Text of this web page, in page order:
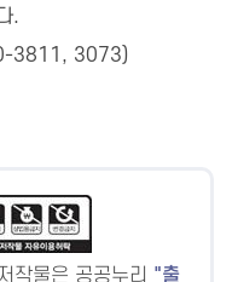
.
3811, 3073)
작물은 공공누리
출